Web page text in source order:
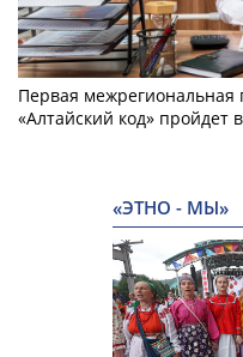
Первая межрегиональная
«Алтайский код» пройдет
«ЭТНО - МЫ»